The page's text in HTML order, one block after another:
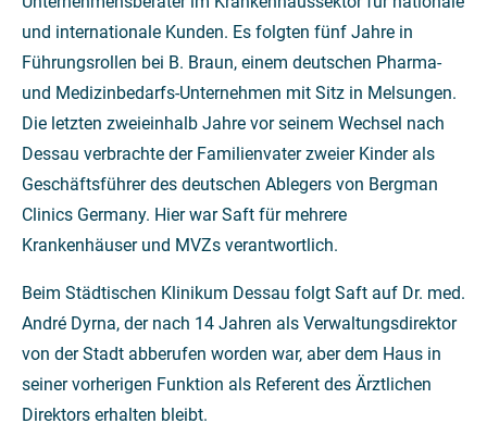
und internationale Kunden. Es folgten fünf Jahre in
Führungsrollen bei B. Braun, einem deutschen Pharma-
und Medizinbedarfs-Unternehmen mit Sitz in Melsungen.
Die letzten zweieinhalb Jahre vor seinem Wechsel nach
Dessau verbrachte der Familienvater zweier Kinder als
Geschäftsführer des deutschen Ablegers von Bergman
Clinics Germany. Hier war Saft für mehrere
Krankenhäuser und MVZs verantwortlich.
Beim Städtischen Klinikum Dessau folgt Saft auf Dr. med.
André Dyrna, der nach 14 Jahren als Verwaltungsdirektor
von der Stadt abberufen worden war, aber dem Haus in
seiner vorherigen Funktion als Referent des Ärztlichen
Direktors erhalten bleibt.